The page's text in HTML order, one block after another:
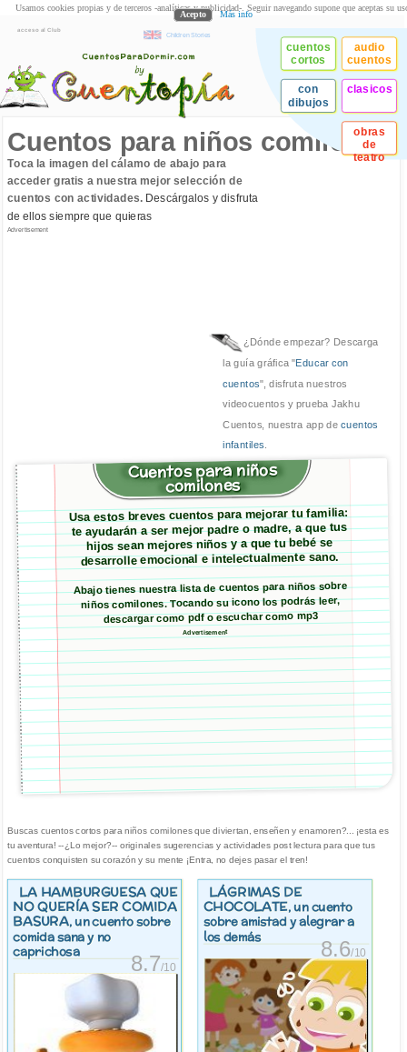
acceso al Club
Children Stories
cuentos
cortos
audio
cuentos
con
dibujos
clasicos
obras
de
teatro
Cuentos para niños comilones
Toca la imagen del cálamo de abajo para
acceder gratis a nuestra mejor selección de
cuentos con actividades.Descárgalos y disfruta
de ellos siempre que quieras
Advertisement
¿Dónde empezar? Descarga
la guía gráfica "Educar con
cuentos", disfruta nuestros
videocuentos y prueba Jakhu
Cuentos, nuestra app decuentos
infantiles.
Cuentos para niños
comilones
Usa estos breves cuentos para mejorar tu familia:
te ayudarán a ser mejor padre o madre, a que tus
hijos sean mejores niños y a que tu bebé se
desarrolle emocional e intelectualmente sano.
Abajo tienes nuestra lista de cuentos para niños sobre
niños comilones. Tocando su icono los podrás leer,
descargar como pdf o escuchar como mp3
Advertisement
Buscas cuentos cortos para niños comilones que diviertan, enseñen y enamoren?... ¡esta es
tu aventura! --¿Lo mejor?-- originales sugerencias y actividades post lectura para que tus
cuentos conquisten su corazón y su mente ¡Entra, no dejes pasar el tren!
LA HAMBURGUESA QUE
NO QUERÍA SER COMIDA
BASURA, un cuento sobre
comida sana y no
caprichosa
8.7/10
LÁGRIMAS DE
CHOCOLATE, un cuento
sobre amistad y alegrar a
los demás
8.6/10
Usamos cookies propias y de terceros -analíticas y publicidad-. Seguir navegando supone que aceptas su
Acepto Más info